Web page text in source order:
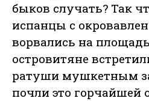
быков случать? Так
испанцы с
ворвались на
островитяне
ратуши мушкетным
почли это горчайшей